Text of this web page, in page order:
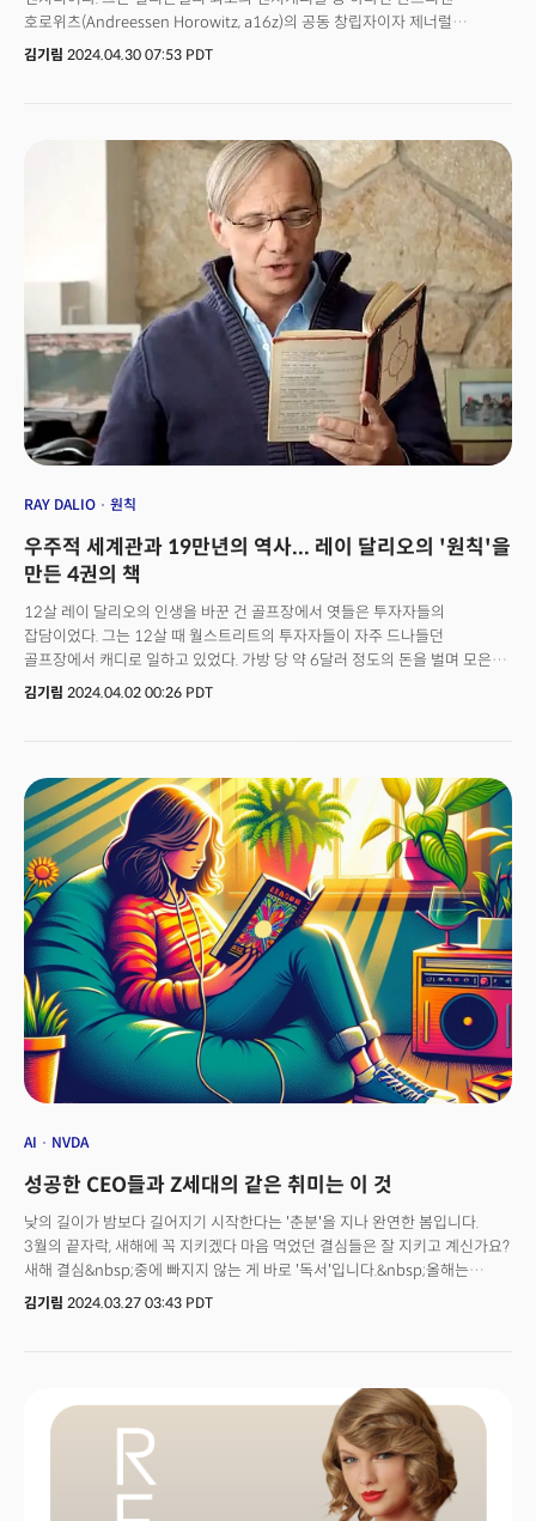
호로위츠(Andreessen Horowitz, a16z)의 공동 창립자이자 제너럴
파트너로 유명하다. 마크는 1993년 인터넷 웹브라우저 모자이크(Mosaic)를
그래픽 브라우저였다. 복잡한 명령어를 몰라도 컴퓨터에 관한 기초 지식만
있으면 누구나 이용할 수 있었기에 이때부터 인터넷을 사용하는 인구가
폭발적으로 늘어났다. 이후 마크는 클라우드 기업인 라우드 클라우드(Loud
Cloud)를 창업했으며, 벤 호로위츠(Ben Horowitz)와 함께 엔터프라이즈
고객을 대상으로 서버 및 네트워크 관리용 제품을 제공하는 옵스웨어
(Opsware)를 공동 창업했다. 이 둘은 2007년 옵스웨어를 휴렛팩커트에
16억달러(약 2조 2064억원)에 매각한 뒤 앤드리센 호로위츠(a16z)를 설립,
VC업계에 본격적으로 발을 들였다. 안드리센 호로위츠(Andreessen
Horowitz)는 2023년 기준 운용자산 규모만 350억달러(약 47조 5000억원)
에 달하는 세계에서 가장 큰 벤처투자자 중 하나로 성장했다. 지금까지
680개가 넘는 회사에 투자했다. 주요 포트폴리오로는 페이스북, 깃허브,
인스타그램, 핀터레스트, 트위터, 슬랙, 에어비앤비 등이 있다. 인터넷 시대가
열리자마자 대문 역할을 하는 '웹브라우저'를 개발, 웹 시대를 평정했다고
한다면 2000년대 후반부터 본격 등장한 인터넷 2.0 시대에 재빠르게
성공을 거뒀다. 이후 2010년대 들어 웹3 또는 탈중앙 인터넷으로 불리는
기업으로 키워냈다. 특히 a16z의 마크 안드리센은 2000년대 초반 인터넷 1.0
시대 부터 2010년대 2.0, 2020년대 초반 웹3 까지 '인터넷' 서비스
특히 마트 안드리센은 지난 2011년 유명한 명제 "소프트웨어가 세상을 집어
삼킬 것이다"고 선언, 큰 화제를 불러일으킨 바 있다. 그후 10년이 지난 지금,
세상을 집어 삼키는 주체는 소프트웨어를 넘어 AI가 됐다. 안드리센
호로위츠는 실리콘밸리에서 가장 활발하게 의견을 내는 VC로도 유명하다.
단연코 '인공지능(AI)'이다. a16z는 지난 4월 '새로운 펀드, 새로운 시대'라는
성명을 내고 72억달러(약 9조9821억 원) 규모의 새로운 펀드를 조성했다고
발표했다. 이 펀드로 AI 외에도 미국의 선도 기술에 투자하는 '아메리칸
다이나미즘' 등에 투자할 계획이다. 그들은 무엇을 보고 있을까? 어떤 미래를
그리고 있나?중요한 것은 마크 안드리센의 비전은 하루 아침에 만들어지지
않았다는 사실이다. 그의 사고와 시선을 형성하게 도와준 4권의 책들이 있다.
4권의 공통점이 있다. "인간은 어떻게, 어떤 방식으로 의사결정을 하는가?"에
대한 탐구였다.
김기림 2024.04.30 07:53 PDT
RAY DALIO 원칙
우주적 세계관과 19만년의 역사... 레이 달리오의 '원칙'을
만든 4권의 책
12살 레이 달리오의 인생을 바꾼 건 골프장에서 엿들은 투자자들의
잡담이었다. 그는 12살 때 월스트리트의 투자자들이 자주 드나들던
골프장에서 캐디로 일하고 있었다. 가방 당 약 6달러 정도의 돈을 벌며 모은
300달러로 1972년 델타항공에 인수된 보스턴 소재 항공사 노스이스트
'브리지워터 어소시에이츠'라는 투자회사를 설립한다.&nbsp;30년이 지난
지금 회사는 세계에서 가장 큰 헤지펀드 중 하나가 됐고, 그를 억만장자의
반열에 올려두었다. 이 과정에서 레이 달리오가 돈의 단맛만 맛 본 건 아니다.
그는 당시 월스트리트에서 가장 유행하던 주식 투자 방식인 상장 지수를
따라가는 인덱스 펀드식 투자를 했었다.&nbsp;미군의 베트남 참전 이후 미국
주식 시장은 폭락했고, 계속해서 투자를 이어가던 레이 달리오는 상당한 돈을
잃게 된다. 이를 계기로 레이 달리오는 본격적으로 '시장' 자체를 공부하게
된다. 주가에 영향을 미치는 건 기업의 가치보다 시장의 기대감이었다.&nbsp;
레이 달리오의 핵심 성공 원칙 중 하나는 '새로운 아이디어에 대해 급진적인
열린 마음'을 갖는 것이다. 그는 2007년 글로벌 금융 위기를 예측했고
브리지워터는 위기에 수익을 내는 독보적인 헤지펀드로 성장할 수
있었다.&nbsp;레이 달리오는 회사 경영에서 발생할 수 있는 거의 모든 상황을
예측하고, 대처 가능한 수백 개의 원칙을 마련했다. 그의 인생과 투자 철학이
담긴 첫 저서 <원칙(Principles)>은 지난 2017년 출간 이후 35만 부 이상
읽어야 한다. 그 전에 워밍업으로 레이 달리오의 지적 토양을 풍요롭게 해준
속에서 새로운 시각으로 세상을 보게 해주는 통찰을 다룬 책들로 가득하다.
우연한 기회를 행운으로, 실패를 좋은 경험으로 소화하며 성장을 거듭해온 한
거장의 철학을 조금이나마 엿볼 수 있을 것이다. &nbsp;
김기림 2024.04.02 00:26 PDT
AI NVDA
성공한 CEO들과 Z세대의 같은 취미는 이 것
낮의 길이가 밤보다 길어지기 시작한다는 '춘분'을 지나 완연한 봄입니다.
3월의 끝자락, 새해에 꼭 지키겠다 마음 먹었던 결심들은 잘 지키고 계신가요?
새해 결심&nbsp;중에 빠지지 않는 게 바로 '독서'입니다.&nbsp;올해는
독서를 하기로 마음먹은 젊은 친구들이 많은 것 같은데요.&nbsp;최근 영국의
&nbsp;기사에 따르면 유명한 모델이지 인플루언서인 켄달 제너, 카이아 거비
등은 책 읽는 모습을 SNS에 올리고 좋아하는 책을 공유하며 새로운 작가를
소개하는 ‘북클럽' 플랫폼까지 만들었다고 합니다.&nbsp;영국 1020세대는
E북보다 실물 책을 좋아하고 도서관에 가는 것을 즐긴다고 하는데요. 실제
지난해 6억 6900만 권의 실물 책이 판매돼 역대 최고치를
기록했습니다.&nbsp;텍스트에 대한 Z세대의 관심이 높아진 걸까요?
김기림 2024.03.27 03:43 PDT